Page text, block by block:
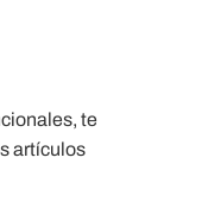
te
artículos